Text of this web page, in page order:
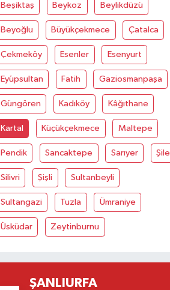
Beşiktaş Beykoz Beylikdüzü
Beyoğlu Büyükçekmece Çatalca
Çekmeköy Esenler Esenyurt
Eyüpsultan Fatih Gaziosmanpaşa
Güngören Kadıköy Kâğıthane
Kartal Küçükçekmece Maltepe
Pendik Sancaktepe Sarıyer Şile
Silivri Şişli Sultanbeyli
Sultangazi Tuzla Ümraniye
Üsküdar Zeytinburnu
ŞANLIURFA